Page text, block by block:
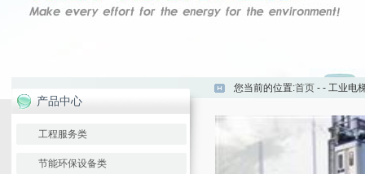
产品中心
工程服务类
节能环保设备类
您当前的位置:首页 - - 工业电